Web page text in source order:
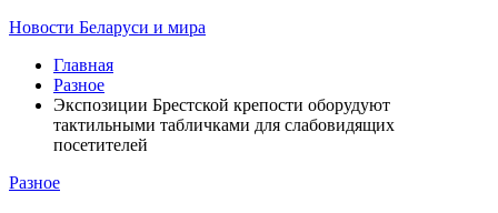
Новости Беларуси и мира
Главная
Разное
Экспозиции Брестской крепости оборудуют
тактильными табличками для слабовидящих
посетителей
Разное